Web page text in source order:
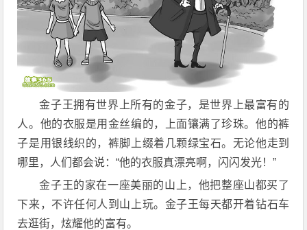
金子王拥有世界上所有的金子，是世界上最富有的
人。他的衣服是用金丝编的，上面镶满了珍珠。他的裤
子是用银线织的，裤脚上缀着几颗绿宝石。无论他走到
哪里，人们都会说：“他的衣服真漂亮啊，闪闪发光！”
金子王的家在一座美丽的山上，他把整座山都买了
下来，不许任何人到山上玩。金子王每天都开着钻石车
去逛街，炫耀他的富有。